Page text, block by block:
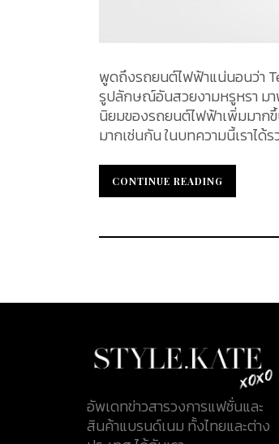
พูดถึงรถยนต์ไฟฟ้าแน่นอนว่า
รูปลักษณ์อันสวยงามหรูหรา ม
นิยมของรถยนต์ไฟฟ้าเพิ่มมากขึ้
มากเช่นกัน ในบทความนี้เราไ
ลอน มัสก์ (Elon Musk) เทส
เทคโนโลยีที่ทันสมัย รถยนต์ไฟ
ระทบต่อสิ่งแวดล้อมน้อยกว่าร
แวดล้อมได้อย่างยั่งยืน หลักเกณฑ์การประเมินภาษีรถยนต์นำเข้า ในการนำเข้ารถยนต์จากต่างประเทศมายัง
สรรพสามิตร มีสูตรคำนวณดังนี้ * โดยอัตราภาษีสรรพสามิตรสำหรับรถยนต์ไฟฟ้าเท่ากับร้อยละ 8 ภาษีกระทรวง
มหาดไทย จะคิดเป็นร้อยละ 10 ของภาษีสรรพสามิตร ภาษีมูลค่าเพิ่ม
CONTINUE READING
CONTINUE READING
อัพเดทข่าวสารวงการแฟชั่นและ
สินค้าแบรนด์เนม ทั้งไทยและต่าง